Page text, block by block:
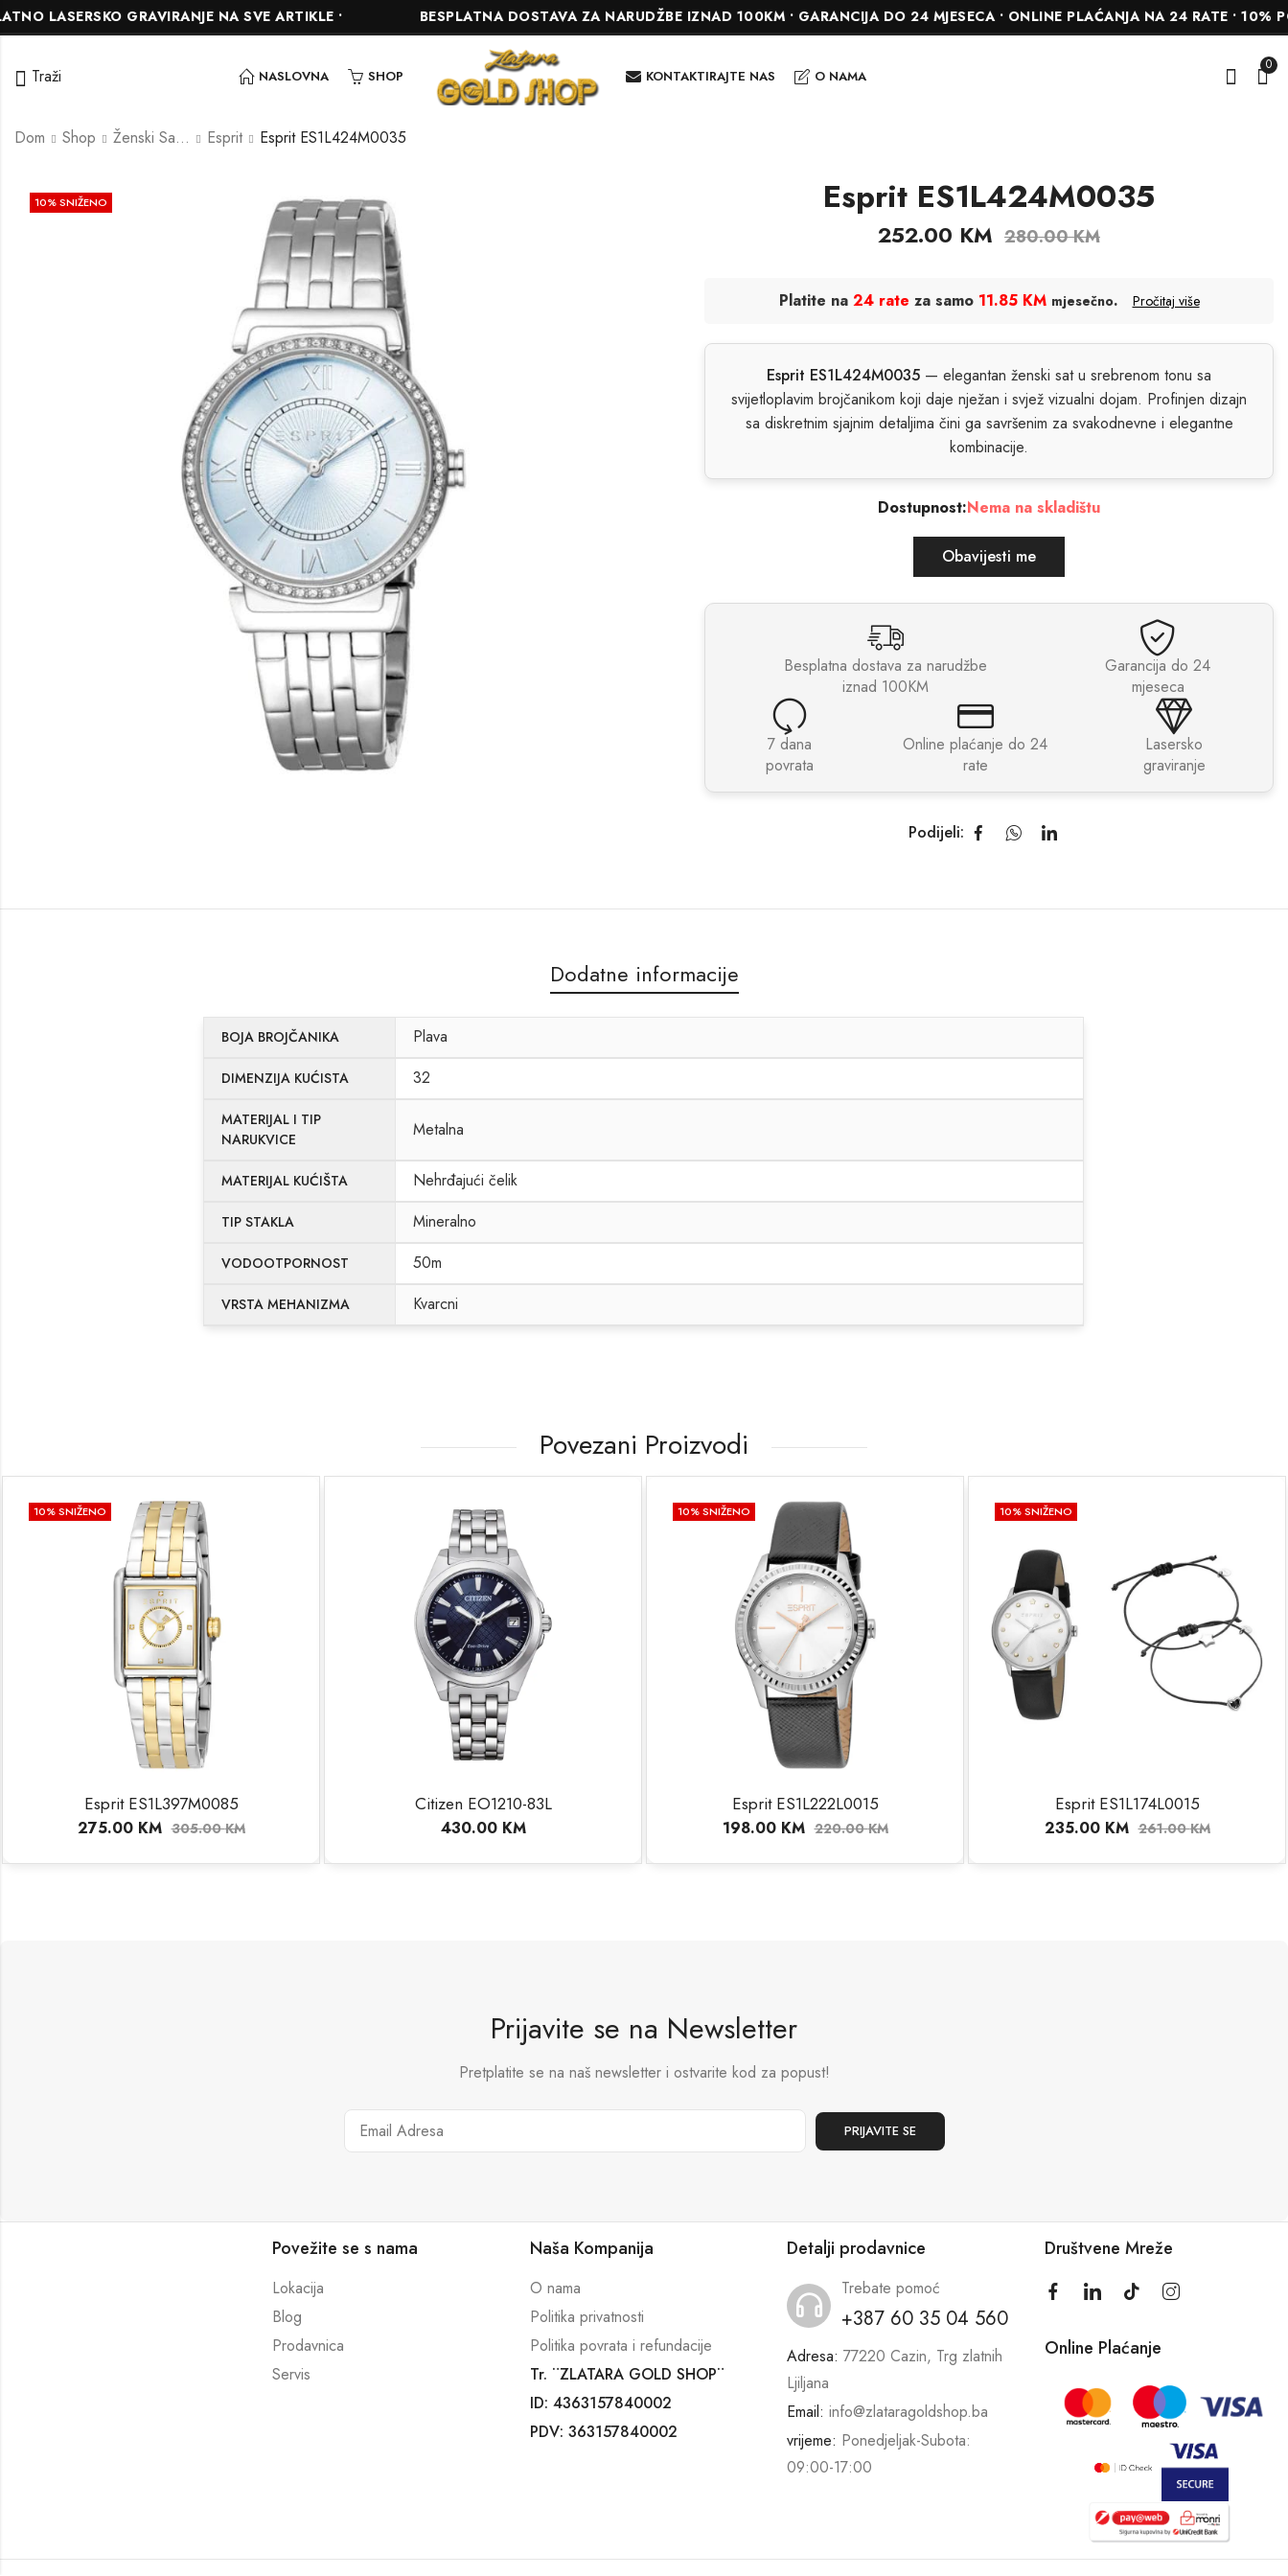
GRAVIRANJE NA SVE ARTIKLE • BESPLATNA DOSTAVA ZA NARUDŽBE IZNAD 100KM • GARANCIJA DO 24 MJESECA • ONLINE PLAĆANJA NA 24 RATE • 10%
Traži NASLOVNA SHOP KONTAKTIRAJTE NAS O NAMA
0
Dom Shop Ženski Satovi Esprit Esprit ES1L424M0035
Esprit ES1L319L0015
Esprit ES1L228M1025
10% SNIŽENO Esprit ES1L424M0035
252.00 KM 280.00KM
Platite na 24 rate za samo 11.85 KM mjesečno. Pročitaj više
Esprit ES1L424M0035 — elegantan ženski sat u srebrenom tonu sa
svijetloplavim brojčanikom koji daje nježan i svjež vizualni dojam. Profinjen dizajn
sa diskretnim sjajnim detaljima čini ga savršenim za svakodnevne i elegantne
kombinacije.
Dostupnost:Nema na skladištu
Obavijesti me
Besplatna dostava za narudžbe
iznad 100KM
Garancija do 24
mjeseca
7 dana
povrata
Online plaćanje do 24
rate
Lasersko
graviranje
Podijeli:
Dodatne informacije
BOJA BROJČANIKA Plava
DIMENZIJA KUĆISTA 32
MATERIJAL I TIP
NARUKVICE
Metalna
MATERIJAL KUĆIŠTA Nehrđajući čelik
TIP STAKLA Mineralno
VODOOTPORNOST 50m
VRSTA MEHANIZMA Kvarcni
Povezani Proizvodi
10% SNIŽENO
Esprit ES1L397M0085
275.00 KM 305.00KM
Citizen EO1210-83L
430.00 KM
10% SNIŽENO
Esprit ES1L222L0015
198.00 KM 220.00KM
10% SNIŽENO
Esprit ES1L174L0015
235.00 KM 261.00KM
Prijavite se na Newsletter
Pretplatite se na naš newsletter i ostvarite kod za popust!
Povežite se s nama
Lokacija
Blog
Prodavnica
Servis
Naša Kompanija
O nama
Politika privatnosti
Politika povrata i refundacije
Tr. ¨ZLATARA GOLD SHOP¨
ID: 4363157840002
PDV: 363157840002
Detalji prodavnice
Trebate pomoć
+387 60 35 04 560
Adresa: 77220 Cazin, Trg zlatnih
Ljiljana
Email: info@zlataragoldshop.ba
vrijeme: Ponedjeljak-Subota:
09:00-17:00
Društvene Mreže
Online Plaćanje